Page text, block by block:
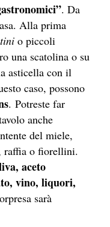
. Da
Alla prima
o piccoli
una scatolina o su
asticella con il
caso, possono
. Potreste far
anche
del miele,
raffia o fiorellini.
aceto
vino, liquori,
sarà